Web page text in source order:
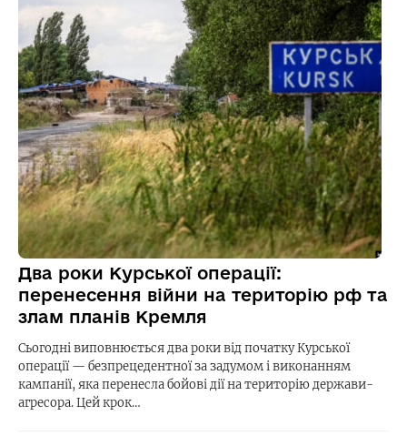
Два роки Курської операції:
перенесення війни на територію рф та
злам планів Кремля
Сьогодні виповнюється два роки від початку Курської
операції — безпрецедентної за задумом і виконанням
кампанії, яка перенесла бойові дії на територію держави-
агресора. Цей крок…